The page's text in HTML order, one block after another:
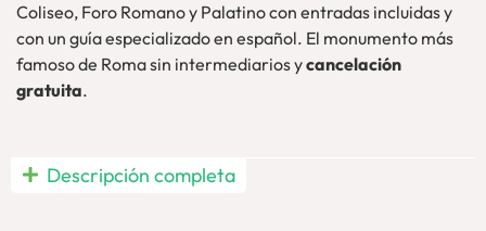
Coliseo, Foro Romano y Palatino con entradas incluidas y
con un guía especializado en español. El monumento más
famoso de Roma sin intermediarios ycancelación
gratuita.
Visita Guiada Coliseo Roma, Foro y Palatino en español a
Descripción completa